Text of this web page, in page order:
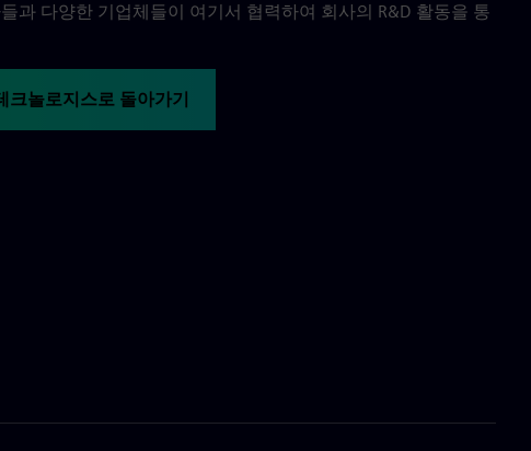
과 다양한 기업체들이 여기서 협력하여 회사의 R&D 활동을 통
크놀로지스로 돌아가기